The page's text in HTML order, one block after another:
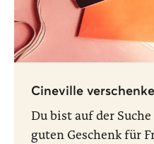
Cineville
Du bist auf der
guten Geschenk für